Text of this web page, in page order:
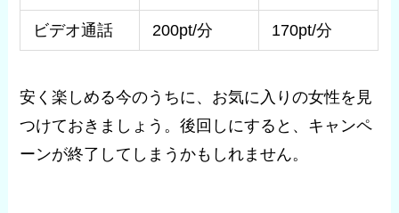
ビデオ通話 200pt/分 170pt/分
安く楽しめる今のうちに、お気に入りの女性を見
つけておきましょう。後回しにすると、キャンペ
ーンが終了してしまうかもしれません。